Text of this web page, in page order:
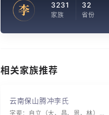
李 3231
家族
32
省份
相关家族推荐
云南保山腾冲李氏
字辈：自立（大、昌、恩、林）根（学、曰、坤）肇（润、希）守（开、善、树）诚（承、孝、志）振（震、家）本（维、一、致）性（士、之、信）生（同、用、光）天（绪、昭、以）其（如、宝、师) 中（蕴、秉、孔）有（友、经、阳）宁（佩、尚、礼）端（宣、元、嘉）显（汝、尊、雨）永（嗣、道、时）炳（沾、方、华)文（思、复、作）